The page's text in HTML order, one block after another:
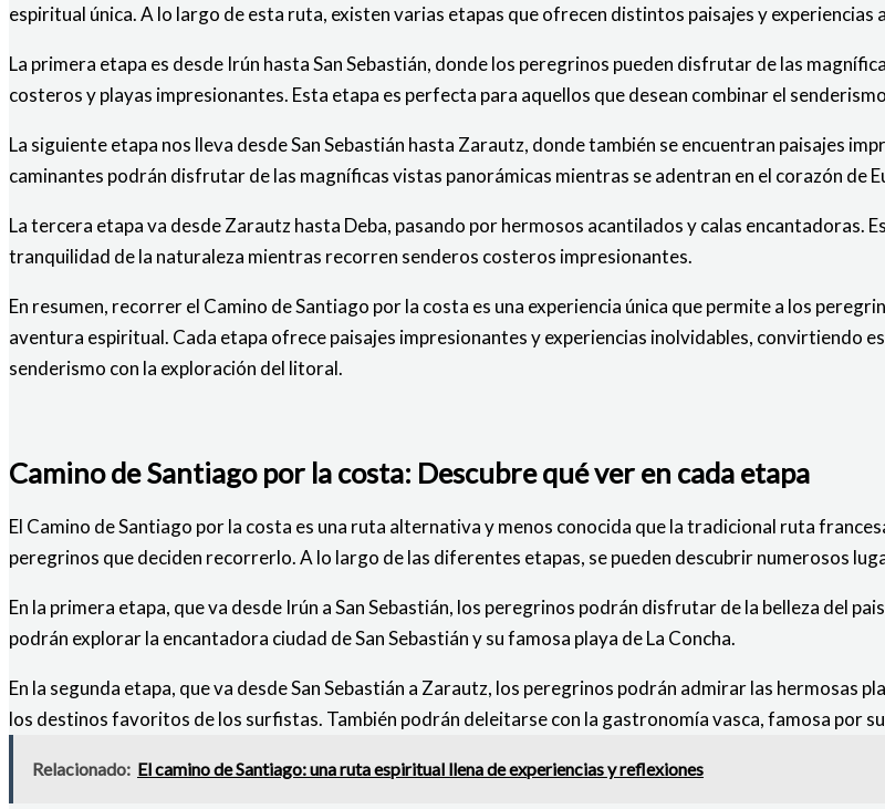
espiritual única. A lo largo de esta ruta, existen varias etapas que ofrecen distintos paisajes y experiencias
La primera etapa es desde Irún hasta San Sebastián, donde los peregrinos pueden disfrutar de las
costeros y playas impresionantes. Esta etapa es perfecta para aquellos que desean combinar el
La siguiente etapa nos lleva desde San Sebastián hasta Zarautz, donde también se encuentran paisajes
caminantes podrán disfrutar de las magníficas vistas panorámicas mientras se adentran en el corazón de
La tercera etapa va desde Zarautz hasta Deba, pasando por hermosos acantilados y calas
tranquilidad de la naturaleza mientras recorren senderos costeros impresionantes.
En resumen, recorrer el Camino de Santiago por la costa es una experiencia única que permite a los
aventura espiritual. Cada etapa ofrece paisajes impresionantes y experiencias inolvidables, convirtiendo
senderismo con la exploración del litoral.
Camino de Santiago por la costa: Descubre qué ver en cada etapa
El Camino de Santiago por la costa es una ruta alternativa y menos conocida que la tradicional ruta
peregrinos que deciden recorrerlo. A lo largo de las diferentes etapas, se pueden descubrir numerosos
En la primera etapa, que va desde Irún a San Sebastián, los peregrinos podrán disfrutar de la belleza del
podrán explorar la encantadora ciudad de San Sebastián y su famosa playa de La Concha.
En la segunda etapa, que va desde San Sebastián a Zarautz, los peregrinos podrán admirar las hermosas
los destinos favoritos de los surfistas. También podrán deleitarse con la gastronomía vasca, famosa por
Relacionado: El camino de Santiago: una ruta espiritual llena de experiencias y reflexiones